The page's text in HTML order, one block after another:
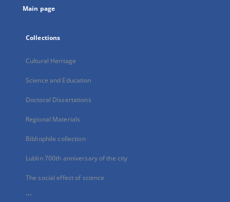
Main page
Collections
Cultural Heritage
Science and Education
Doctoral Dissertations
Regional Materials
Bibliophile collection
Lublin 700th anniversary of the city
The social effect of science
...